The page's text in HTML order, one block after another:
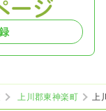
上川郡東神楽町
上